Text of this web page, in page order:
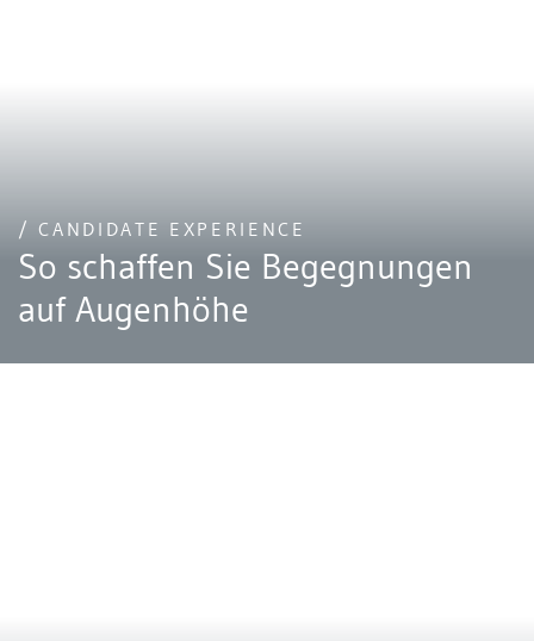
/ CANDIDATE EXPERIENCE
So schaffen Sie Begegnungen
auf Augenhöhe